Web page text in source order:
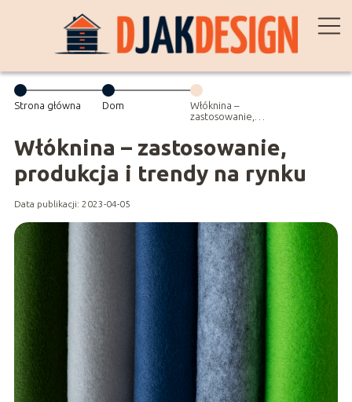
Strona główna Dom
Włóknina –
zastosowanie,
Włóknina – zastosowanie,
produkcja i trendy na rynku
Data publikacji: 2023-04-05